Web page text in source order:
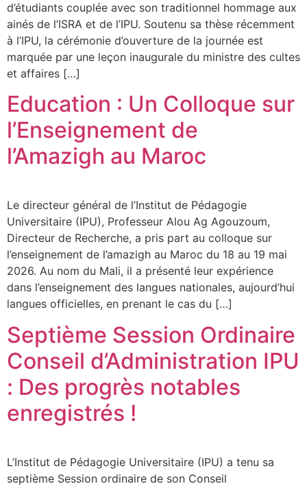
d’étudiants couplée avec son traditionnel hommage aux
ainés de l’ISRA et de l’IPU. Soutenu sa thèse récemment
à l’IPU, la cérémonie d’ouverture de la journée est
marquée par une leçon inaugurale du ministre des cultes
et affaires […]
Education : Un Colloque sur
l’Enseignement de
l’Amazigh au Maroc
Le directeur général de l’Institut de Pédagogie
Universitaire (IPU), Professeur Alou Ag Agouzoum,
Directeur de Recherche, a pris part au colloque sur
l’enseignement de l’amazigh au Maroc du 18 au 19 mai
2026. Au nom du Mali, il a présenté leur expérience
dans l’enseignement des langues nationales, aujourd’hui
langues officielles, en prenant le cas du […]
Septième Session Ordinaire
Conseil d’Administration IPU
: Des progrès notables
enregistrés !
L’Institut de Pédagogie Universitaire (IPU) a tenu sa
septième Session ordinaire de son Conseil